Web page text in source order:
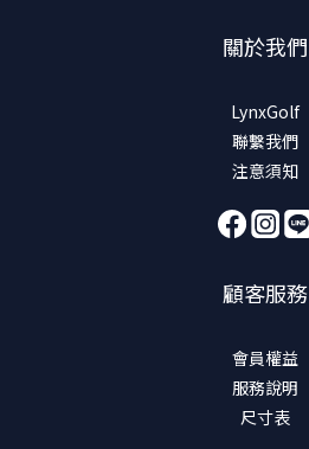
關於我們
LynxGolf
聯繫我們
注意須知
顧客服務
會員權益
服務說明
尺寸表